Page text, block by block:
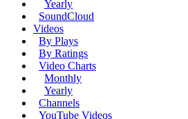
Yearly
SoundCloud
Videos
By Plays
By Ratings
Video Charts
Monthly
Yearly
Channels
YouTube Videos